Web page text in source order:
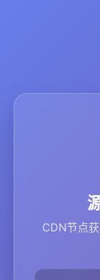
CDN节点